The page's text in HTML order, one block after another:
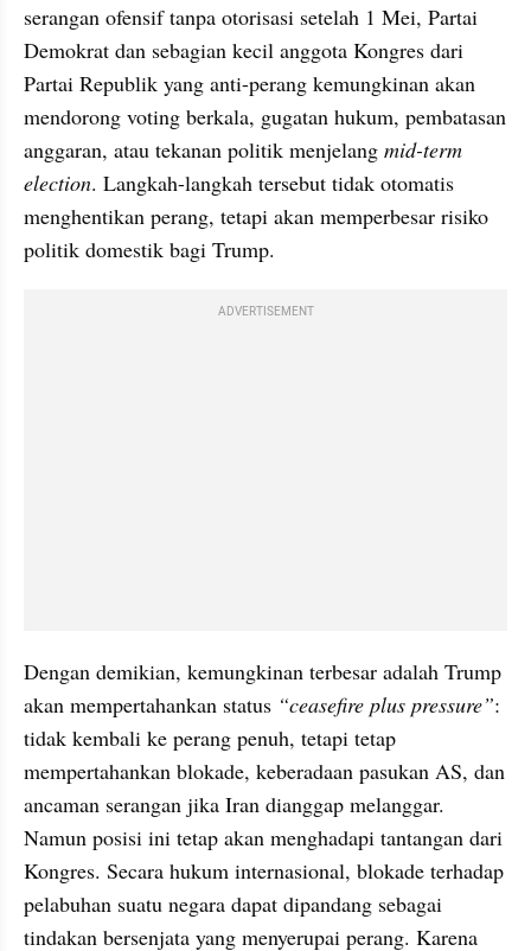
serangan ofensif tanpa otorisasi setelah 1 Mei, Partai
Demokrat dan sebagian kecil anggota Kongres dari
Partai Republik yang anti-perang kemungkinan akan
mendorong voting berkala, gugatan hukum, pembatasan
anggaran, atau tekanan politik menjelang mid-term
election. Langkah-langkah tersebut tidak otomatis
menghentikan perang, tetapi akan memperbesar risiko
politik domestik bagi Trump.
ADVERTISEMENT
Dengan demikian, kemungkinan terbesar adalah Trump
akan mempertahankan status “ceasefire plus pressure”:
tidak kembali ke perang penuh, tetapi tetap
mempertahankan blokade, keberadaan pasukan AS, dan
ancaman serangan jika Iran dianggap melanggar.
Namun posisi ini tetap akan menghadapi tantangan dari
Kongres. Secara hukum internasional, blokade terhadap
pelabuhan suatu negara dapat dipandang sebagai
tindakan bersenjata yang menyerupai perang. Karena